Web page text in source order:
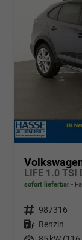
sofort lieferbar
Fahrzeugnr. 987316
Kraftstoff Benzin